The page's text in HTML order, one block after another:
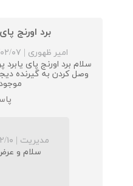
برد اورنج
امیر ظهوری ۰۵/
سلام برد اورنج پای یابرد
وصل کردن به گیرنده
مدیریت ۰۵/
سلام و